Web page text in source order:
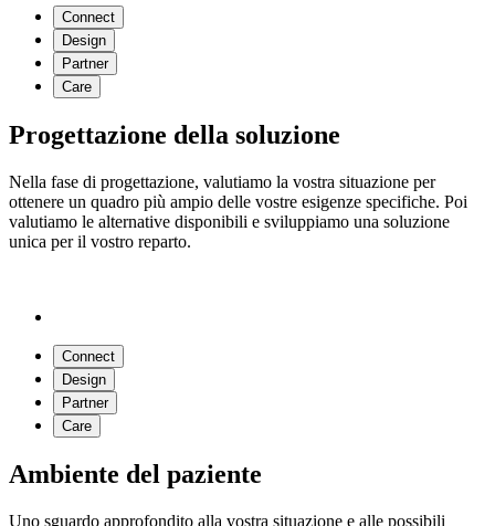
Connect
Design
Partner
Care
Progettazione della soluzione
Nella fase di progettazione, valutiamo la vostra situazione per
ottenere un quadro più ampio delle vostre esigenze specifiche. Poi
valutiamo le alternative disponibili e sviluppiamo una soluzione
unica per il vostro reparto.
Connect
Design
Partner
Care
Ambiente del paziente
Uno sguardo approfondito alla vostra situazione e alle possibili